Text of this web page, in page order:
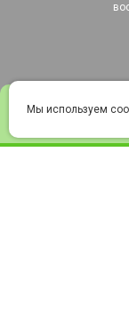
Войти
Мы используем